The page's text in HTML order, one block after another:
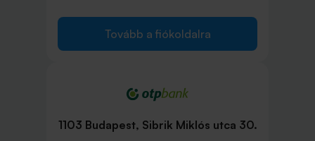
Tovább a fiókoldalra
1103 Budapest, Sibrik Miklós utca 30.